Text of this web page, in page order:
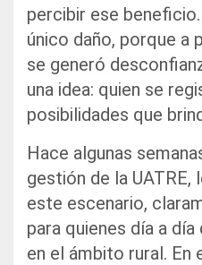
percibir ese
único daño, porque a
se generó
una idea: quien se
posibilidades que
Hace algunas
gestión de la
este escenario,
para quienes día a
en el ámbito rural. En